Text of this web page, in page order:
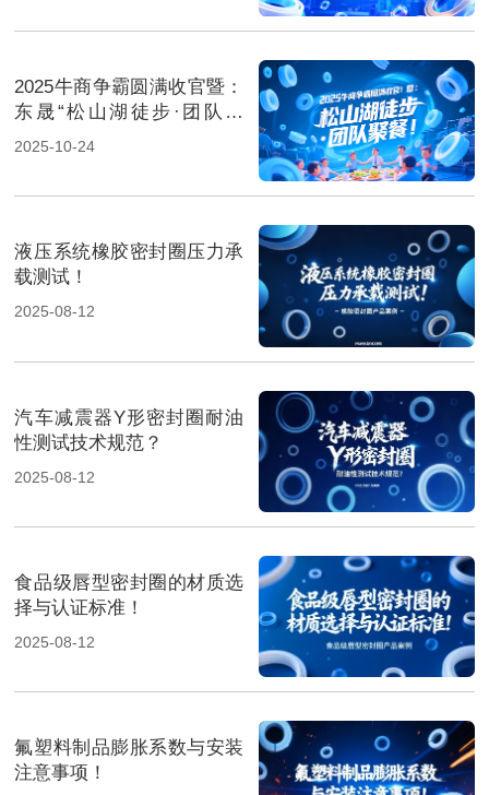
2025牛商争霸圆满收官暨：
东晟“松山湖徒步·团队聚
餐”！
2025-10-24
液压系统橡胶密封圈压力承
载测试！
2025-08-12
汽车减震器Y形密封圈耐油
性测试技术规范？
2025-08-12
食品级唇型密封圈的材质选
择与认证标准！
2025-08-12
氟塑料制品膨胀系数与安装
注意事项！